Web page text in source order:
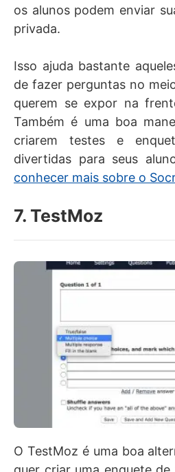
os alunos podem enviar
privada.
Isso ajuda bastante
de fazer perguntas no
querem se expor na
Também é uma boa
criarem testes e
divertidas para seus
conhecer mais sobre o
7. TestMoz
O TestMoz é uma boa